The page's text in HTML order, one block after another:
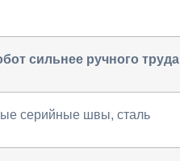
сильнее ручного труда
серийные швы, сталь